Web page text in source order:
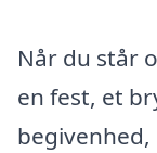
Når du står
en fest, et